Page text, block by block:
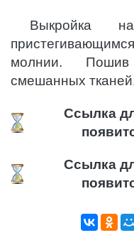
Выкройка
молнии.
смешанных
Ссылка
Ссылка